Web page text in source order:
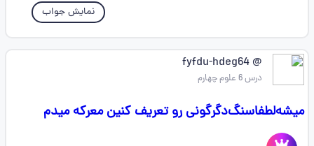
نمایش جواب
@ fyfdu-hdeg64
درس 6 علوم چهارم
میشه‌لطفا‌سنگ‌دگرگونی ‌رو ‌تعریف ‌کنین‌ معرکه ‌میدم